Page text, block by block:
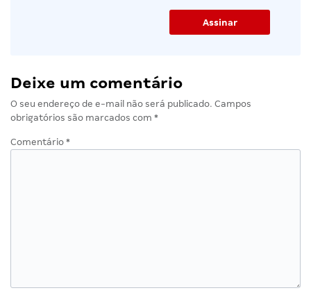
Deixe um comentário
O seu endereço de e-mail não será publicado. Campos
obrigatórios são marcados com *
Comentário *